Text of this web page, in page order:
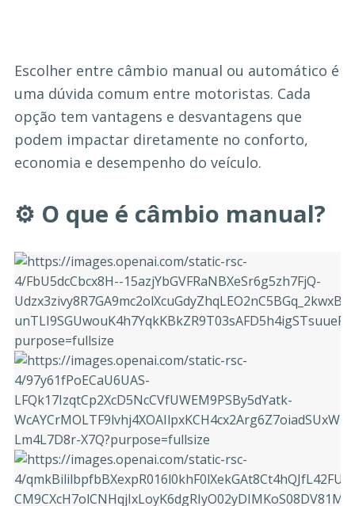
Escolher entre câmbio manual ou automático é
uma dúvida comum entre motoristas. Cada
opção tem vantagens e desvantagens que
podem impactar diretamente no conforto,
economia e desempenho do veículo.
⚙️ O que é câmbio manual?